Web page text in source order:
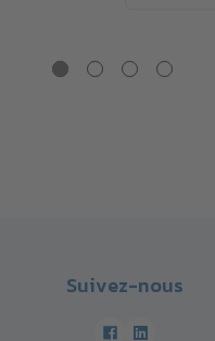
Suivez-nous